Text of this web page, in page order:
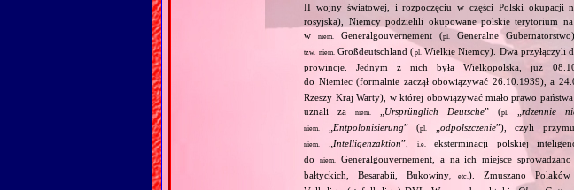
II wojny światowej, i rozpoczęciu w części Polski okupacji
rosyjska), Niemcy podzielili okupowane polskie terytorium
wniem. Generalgouvernement (pl. Generalne
tzw. niem. Großdeutschland (pl. Wielkie Niemcy). Dwa przyłączyli
prowincje. Jednym z nich była Wielkopolska, już
do Niemiec (formalnie zaczął obowiązywać 26.10.1939), a
Rzeszy Kraj Warty), w której obowiązywać miało prawo
uznali zaniem. Ursprünglich Deutsche” (pl. rdzennie
niem. Entpolonisierung” (pl. odpolszczenie”), czyli
niem. Intelligenzaktion”, i.e. eksterminacji polskiej
doniem. Generalgouvernement, a na ich miejsce
bałtyckich, Besarabii, Bukowiny, etc. ). Zmuszano